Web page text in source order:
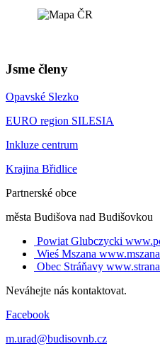
Jsme členy
Opavské Slezko
EURO region SILESIA
Inkluze centrum
Krajina Břidlice
Partnerské obce
města Budišova nad Budišovkou
Powiat Glubczycki
Wieś Mszana
Obec Stráňavy
Neváhejte nás kontaktovat.
Facebook
m.urad@budisovnb.cz